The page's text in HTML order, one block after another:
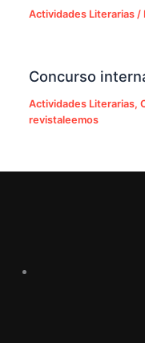
Actividades Literarias /
Concurso
Actividades Literarias,
revistaleemos